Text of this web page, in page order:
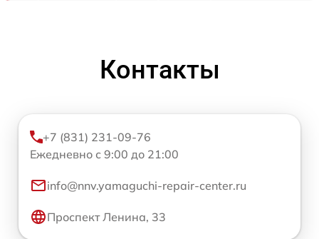
Контакты
+7 (831) 231-09-76
Ежедневно с 9:00 до 21:00
info@nnv.yamaguchi-repair-center.ru
Проспект Ленина, 33